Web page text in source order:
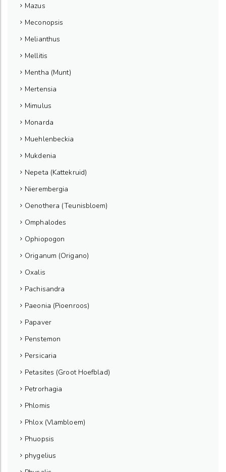
Mazus
Meconopsis
Melianthus
Mellitis
Mentha (Munt)
Mertensia
Mimulus
Monarda
Muehlenbeckia
Mukdenia
Nepeta (Kattekruid)
Nierembergia
Oenothera (Teunisbloem)
Omphalodes
Ophiopogon
Origanum (Origano)
Oxalis
Pachisandra
Paeonia (Pioenroos)
Papaver
Penstemon
Persicaria
Petasites (Groot Hoefblad)
Petrorhagia
Phlomis
Phlox (Vlambloem)
Phuopsis
phygelius